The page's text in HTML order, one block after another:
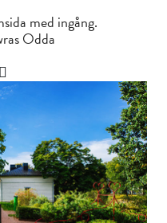
med ingång.
Odda